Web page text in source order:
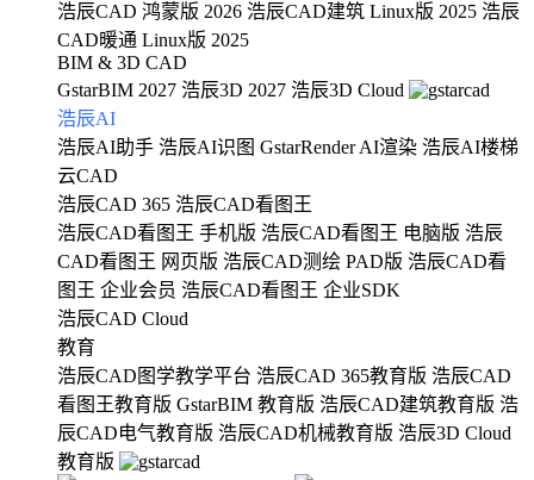
浩辰CAD 鸿蒙版 2026 浩辰CAD建筑 Linux版 2025 浩辰
CAD暖通 Linux版 2025
BIM & 3D CAD
GstarBIM 2027 浩辰3D 2027 浩辰3D Cloud
浩辰AI
浩辰AI助手 浩辰AI识图 GstarRender AI渲染 浩辰AI楼梯
云CAD
浩辰CAD 365 浩辰CAD看图王
浩辰CAD看图王 手机版 浩辰CAD看图王 电脑版 浩辰
CAD看图王 网页版 浩辰CAD测绘 PAD版 浩辰CAD看
图王 企业会员 浩辰CAD看图王 企业SDK
浩辰CAD Cloud
教育
浩辰CAD图学教学平台 浩辰CAD 365教育版 浩辰CAD
看图王教育版 GstarBIM 教育版 浩辰CAD建筑教育版 浩
辰CAD电气教育版 浩辰CAD机械教育版 浩辰3D Cloud
教育版